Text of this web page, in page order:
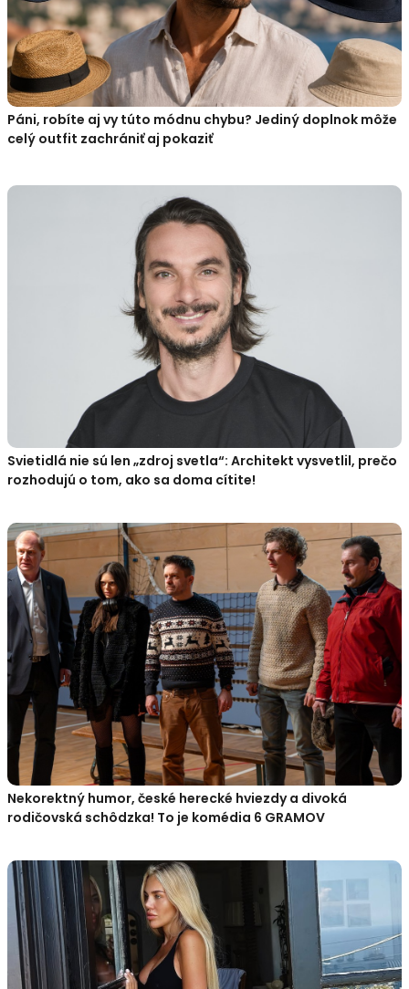
Páni, robíte aj vy túto módnu chybu? Jediný doplnok môže
celý outfit zachrániť aj pokaziť
Svietidlá nie sú len „zdroj svetla“: Architekt vysvetlil, prečo
rozhodujú o tom, ako sa doma cítite!
Nekorektný humor, české herecké hviezdy a divoká
rodičovská schôdzka! To je komédia 6 GRAMOV